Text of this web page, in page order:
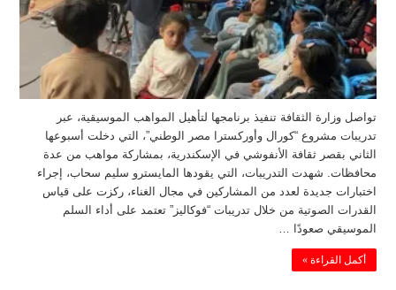
تواصل وزارة الثقافة تنفيذ برنامجها لتأهيل المواهب الموسيقية، عبر
تدريبات مشروع “كورال وأوركسترا مصر الوطني”، التي دخلت أسبوعها
الثاني بقصر ثقافة الأنفوشي في الإسكندرية، بمشاركة مواهب من عدة
محافظات. شهدت التدريبات، التي يقودها المايسترو سليم سحاب، إجراء
اختبارات جديدة لعدد من المشاركين في مجال الغناء، ركزت على قياس
القدرات الصوتية من خلال تدريبات “فوكاليز” تعتمد على أداء السلم
الموسيقي صعودًا …
أكمل القراءة »